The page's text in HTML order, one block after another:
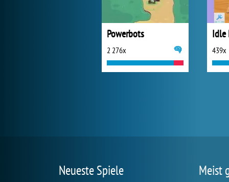
Powerbots
2 276x
Idle
439x
Neueste Spiele Meist